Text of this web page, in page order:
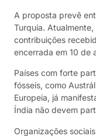
A proposta prevê
Turquia.
contribuições
encerrada em 10 de
Países com forte
fósseis, como
Europeia, já
Índia não devem
Organizações